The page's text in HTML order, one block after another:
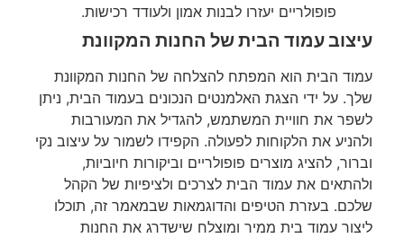
פופולריים יעזרו לבנות אמון ולעודד רכישות.
עיצוב עמוד הבית של החנות המקוונת
עמוד הבית הוא המפתח להצלחה של החנות המקוונת
שלך. על ידי הצגת האלמנטים הנכונים בעמוד הבית, ניתן
לשפר את חוויית המשתמש, להגדיל את המעורבות
ולהניע את הלקוחות לפעולה. הקפידו לשמור על עיצוב נקי
וברור, להציג מוצרים פופולריים וביקורות חיוביות,
ולהתאים את עמוד הבית לצרכים ולציפיות של הקהל
שלכם. בעזרת הטיפים והדוגמאות שבמאמר זה, תוכלו
ליצור עמוד בית ממיר ומוצלח שישדרג את החנות